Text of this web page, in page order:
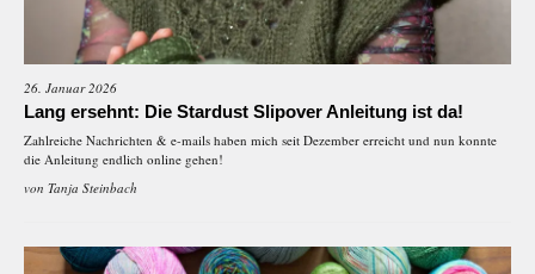
26. Januar 2026
Lang ersehnt: Die Stardust Slipover Anleitung ist da!
Zahlreiche Nachrichten & e-mails haben mich seit Dezember erreicht und nun konnte
die Anleitung endlich online gehen!
von Tanja Steinbach